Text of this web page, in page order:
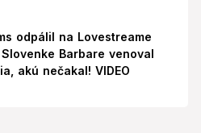
odpálil na Lovestreame
Barbare venoval
akú nečakal! VIDEO